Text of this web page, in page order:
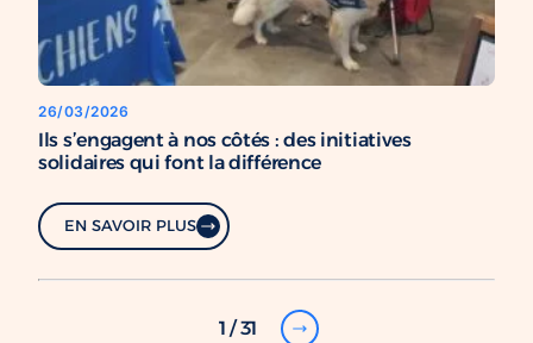
26/03/2026
Ils s’engagent à nos côtés : des initiatives
solidaires qui font la différence
EN SAVOIR PLUS
1 / 31